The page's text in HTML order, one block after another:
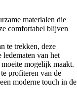
materialen die
comfortabel blijven
te trekken, deze
ledematen van het
mogelijk maakt.
profiteren van de
moderne touch in de